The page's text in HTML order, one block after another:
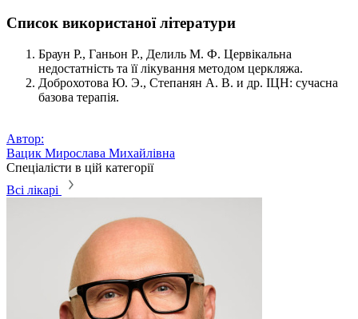
Список використаної літератури
Браун Р., Ганьон Р., Делиль М. Ф. Цервікальна
недостатність та її лікування методом церкляжа.
Доброхотова Ю. Э., Степанян А. В. и др. ІЦН: сучасна
базова терапія.
Автор:
Вацик Мирослава Михайлівна
Спеціалісти в цій категорії
Всі лікарі